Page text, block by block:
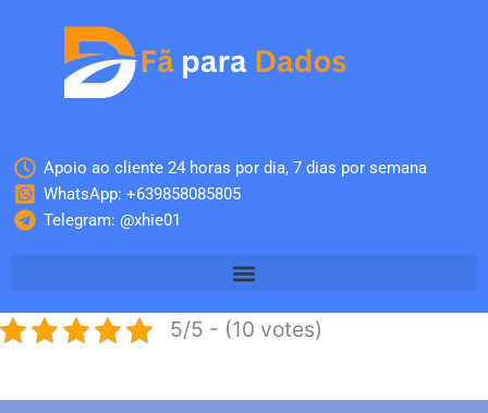
Apoio ao cliente 24 horas por dia, 7 dias por semana
WhatsApp: +639858085805
Telegram: @xhie01
5/5 - (10 votes)